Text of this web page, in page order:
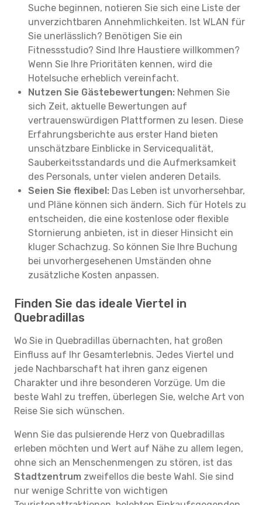
Suche beginnen, notieren Sie sich eine Liste der
unverzichtbaren Annehmlichkeiten. Ist WLAN für
Sie unerlässlich? Benötigen Sie ein
Fitnessstudio? Sind Ihre Haustiere willkommen?
Wenn Sie Ihre Prioritäten kennen, wird die
Hotelsuche erheblich vereinfacht.
Nutzen Sie Gästebewertungen: Nehmen Sie
sich Zeit, aktuelle Bewertungen auf
vertrauenswürdigen Plattformen zu lesen. Diese
Erfahrungsberichte aus erster Hand bieten
unschätzbare Einblicke in Servicequalität,
Sauberkeitsstandards und die Aufmerksamkeit
des Personals, unter vielen anderen Details.
Seien Sie flexibel: Das Leben ist unvorhersehbar,
und Pläne können sich ändern. Sich für Hotels zu
entscheiden, die eine kostenlose oder flexible
Stornierung anbieten, ist in dieser Hinsicht ein
kluger Schachzug. So können Sie Ihre Buchung
bei unvorhergesehenen Umständen ohne
zusätzliche Kosten anpassen.
Finden Sie das ideale Viertel in
Quebradillas
Wo Sie in Quebradillas übernachten, hat großen
Einfluss auf Ihr Gesamterlebnis. Jedes Viertel und
jede Nachbarschaft hat ihren ganz eigenen
Charakter und ihre besonderen Vorzüge. Um die
beste Wahl zu treffen, überlegen Sie, welche Art von
Reise Sie sich wünschen.
Wenn Sie das pulsierende Herz von Quebradillas
erleben möchten und Wert auf Nähe zu allem legen,
ohne sich an Menschenmengen zu stören, ist das
Stadtzentrum zweifellos die beste Wahl. Sie sind
nur wenige Schritte von wichtigen